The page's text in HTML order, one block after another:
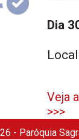
Dia
Veja
>>>
- Paróquia